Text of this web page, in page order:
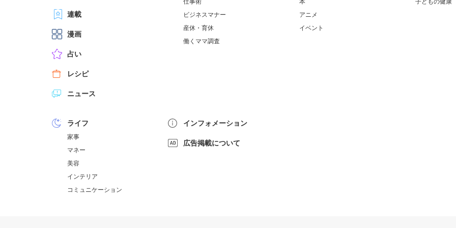
連載
漫画
占い
レシピ
ニュース
仕事術
ビジネスマナー
産休・育休
働くママ調査
本
アニメ
イベント
子どもの健康
ライフ
家事
マネー
美容
インテリア
コミュニケーション
インフォメーション
広告掲載について